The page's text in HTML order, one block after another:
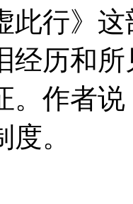
此行》
经历和
。作者
。